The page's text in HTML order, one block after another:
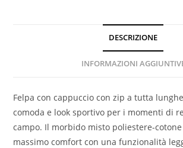
DESCRIZIONE
INFORMAZIONI
Felpa con cappuccio con zip a tutta
comoda e look sportivo per i momenti di
campo. Il morbido misto poliestere-
massimo comfort con una funzionalità